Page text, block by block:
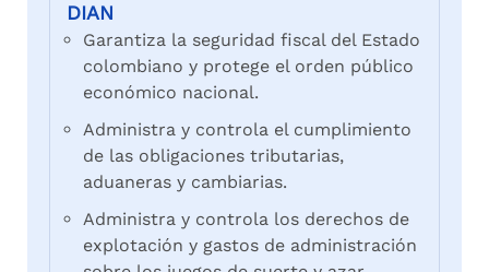
DIAN
Garantiza la seguridad fiscal del Estado
colombiano y protege el orden público
económico nacional.
Administra y controla el cumplimiento
de las obligaciones tributarias,
aduaneras y cambiarias.
Administra y controla los derechos de
explotación y gastos de administración